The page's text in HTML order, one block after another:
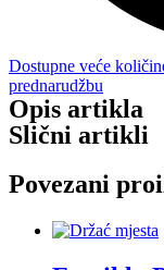
Dostupne veće
prednarudžbu
Opis artikla
Slični artikli
Povezani